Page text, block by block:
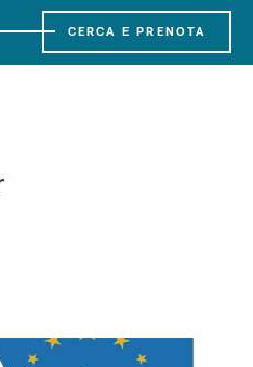
CERCA E PRENOTA